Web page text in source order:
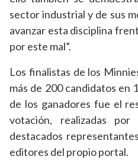
sector industrial y de sus
avanzar esta disciplina
por este mal”.
Los finalistas de los
más de 200 candidatos en
de los ganadores fue el
votación, realizadas
destacados
editores del propio portal.